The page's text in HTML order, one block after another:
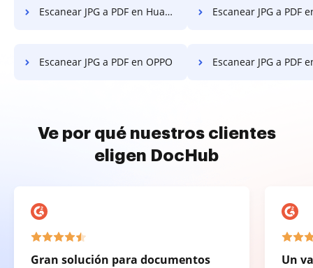
Escanear JPG a PDF en Huawei Escanear JPG a PDF
Escanear JPG a PDF en OPPO Escanear JPG a PDF en
Ve por qué nuestros clientes
eligen DocHub
Gran solución para documentos
Un